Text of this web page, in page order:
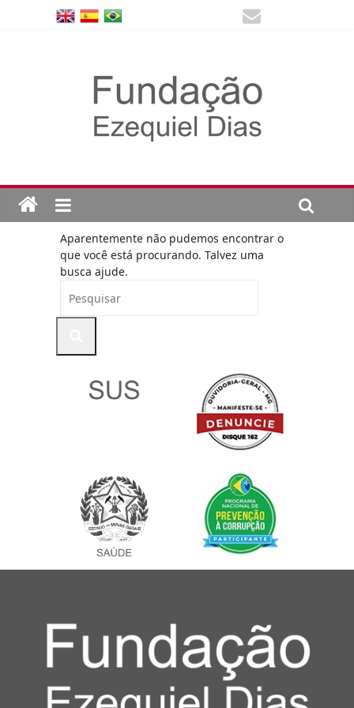
Aparentemente não pudemos encontrar o
que você está procurando. Talvez uma
busca ajude.